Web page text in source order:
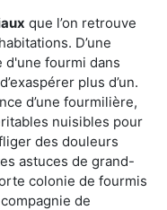
que l’on retrouve
D’une
d'une fourmi dans
plus d’un.
d’une fourmilière,
nuisibles pour
des douleurs
astuces de grand-
colonie de fourmis
de